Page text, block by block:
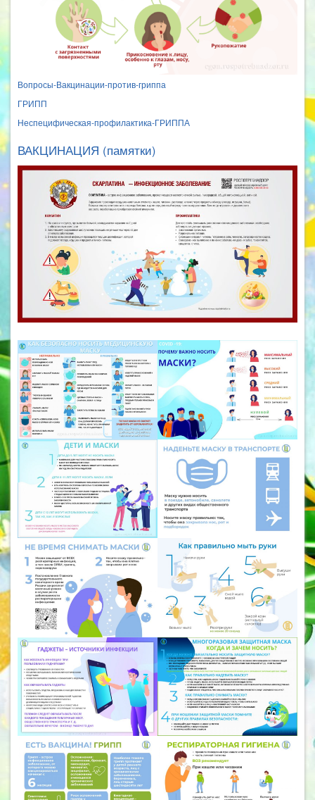
Вопросы-Вакцинации-против-гриппа
ГРИПП
Неспецифическая-профилактика-ГРИППА
ВАКЦИНАЦИЯ (памятки)